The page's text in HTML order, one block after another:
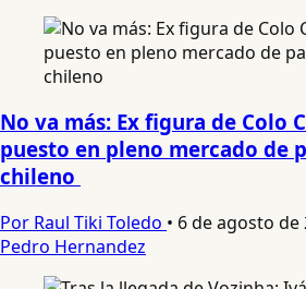
No va más: Ex figura de Colo
puesto en pleno mercado de
chileno
Por Raul Tiki Toledo • 6 de agosto de
Pedro Hernandez